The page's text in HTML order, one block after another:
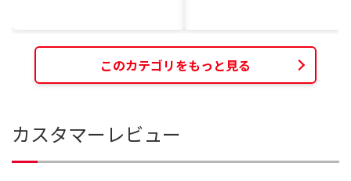
このカテゴリをもっと見る
カスタマーレビュー